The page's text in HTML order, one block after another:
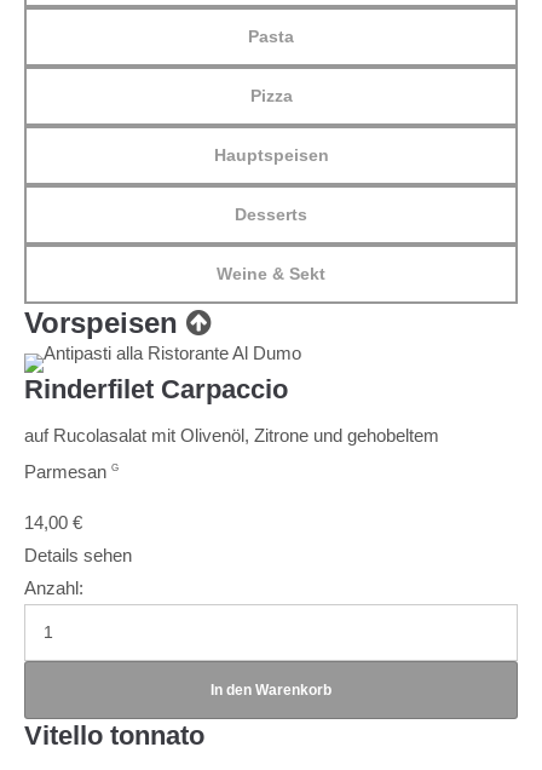
Pasta
Pizza
Hauptspeisen
Desserts
Weine & Sekt
Vorspeisen
Rinderfilet Carpaccio
auf Rucolasalat mit Olivenöl, Zitrone und gehobeltem
Parmesan G
14,00 €
Details sehen
Anzahl:
Vitello tonnato